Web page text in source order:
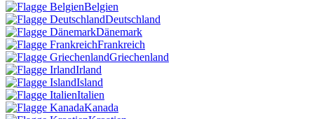
Belgien
Deutschland
Dänemark
Frankreich
Griechenland
Irland
Island
Italien
Kanada